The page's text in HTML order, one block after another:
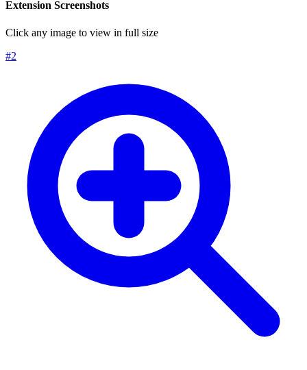
Extension Screenshots
Click any image to view in full size
#2